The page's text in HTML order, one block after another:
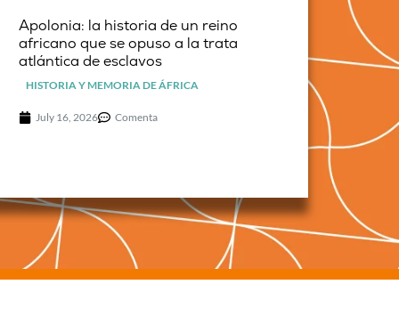
Apolonia: la historia de un reino
africano que se opuso a la trata
atlántica de esclavos
HISTORIA Y MEMORIA DE ÁFRICA
July 16, 2026 Comenta